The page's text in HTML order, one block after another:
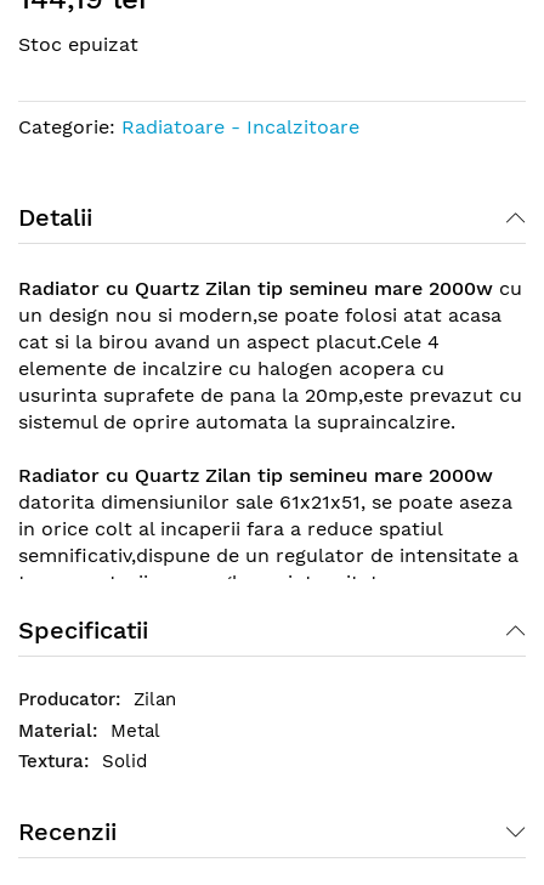
beginning
the
images
Stoc epuizat
Categorie: Radiatoare - Incalzitoare
Detalii
Radiator cu Quartz Zilan tip semineu mare 2000w cu
un design nou si modern,se poate folosi atat acasa
cat si la birou avand un aspect placut.Cele 4
elemente de incalzire cu halogen acopera cu
usurinta suprafete de pana la 20mp,este prevazut cu
sistemul de oprire automata la supraincalzire.
Radiator cu Quartz Zilan tip semineu mare 2000w
datorita dimensiunilor sale 61x21x51, se poate aseza
in orice colt al incaperii fara a reduce spatiul
semnificativ,dispune de un regulator de intensitate a
temeperaturii care regleaza intensitatea
de oscilare ofera eficienta crescuta in eliminare
caldurii pentru a putea acoperi intreaga suprafata a
incaperii.
Specificatii
Zilan
Metal
Solid
Recenzii